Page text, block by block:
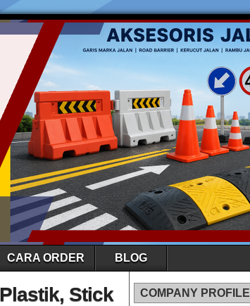
CARA ORDER BLOG
Stick
COMPANY PROFILE